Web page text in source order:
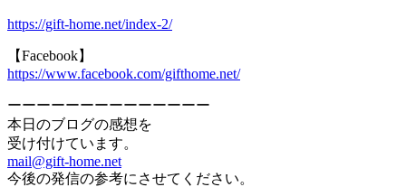
https://gift-home.net/index-2/
【Facebook】
https://www.facebook.com/gifthome.net/
ーーーーーーーーーーーーーー
本日のブログの感想を
受け付けています。
mail@gift-home.net
今後の発信の参考にさせてください。